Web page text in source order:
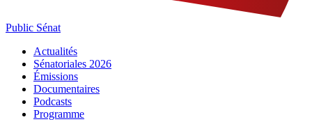
Public Sénat
Actualités
Sénatoriales 2026
Émissions
Documentaires
Podcasts
Programme